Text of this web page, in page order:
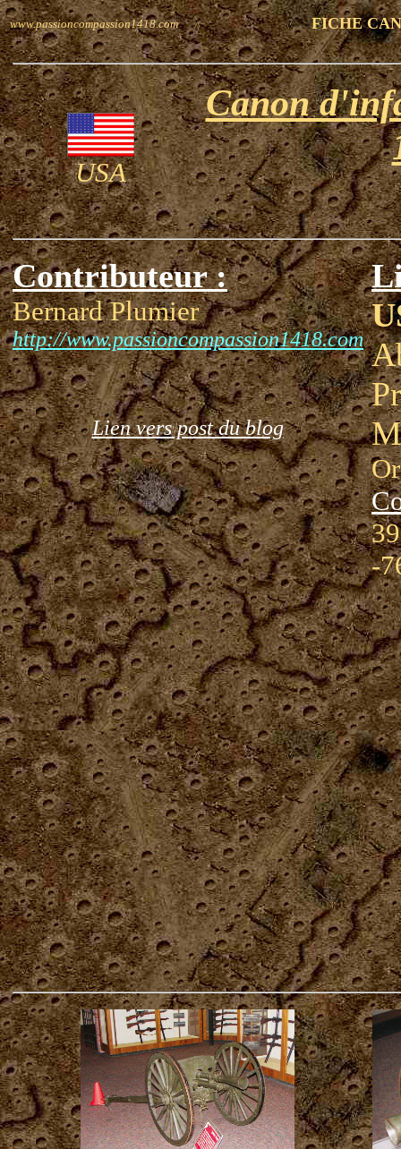
www.passioncompassion1418.com FICHE
USA
Canon
Contributeur :
Bernard Plumier
http://www.passioncompassion1418.com
Lien vers post du blog
-